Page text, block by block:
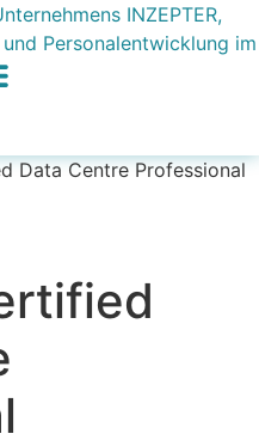
Data Centre Professional